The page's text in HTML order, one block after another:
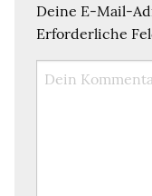
Deine E-Mail-
Erforderliche